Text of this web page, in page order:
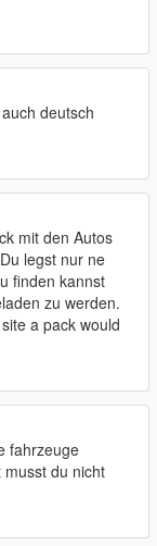
deutsch
mit den Autos
legst nur ne
finden kannst
zu werden.
a pack would
fahrzeuge
musst du nicht